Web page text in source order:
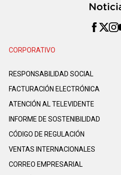
CORPORATIVO
RESPONSABILIDAD SOCIAL
FACTURACIÓN ELECTRÓNICA
ATENCIÓN AL TELEVIDENTE
INFORME DE SOSTENIBILIDAD
CÓDIGO DE REGULACIÓN
VENTAS INTERNACIONALES
CORREO EMPRESARIAL